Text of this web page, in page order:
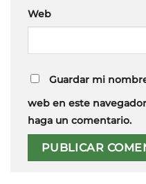
Web
Guardar mi
web en este
haga un comentario.